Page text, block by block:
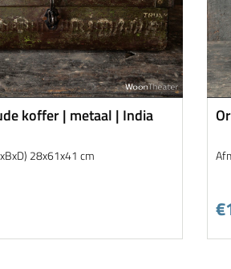
koffer | metaal | India
28x61x41 cm